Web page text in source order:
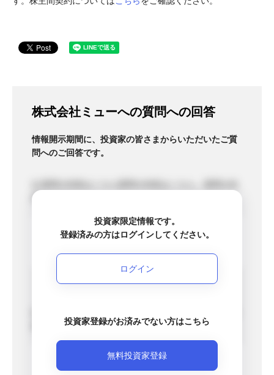
株式会社ミューへの質問への回答
情報開示期間に、投資家の皆さまからいただいたご質
問へのご回答です。
容はこちら。
回答の内容はこちら回答の内容はこちら回答
内容はこちら回答の内容はこちら。
回答の内容はこちら回答の内容はこちら回答
投資家限定情報です。
登録済みの方はログインしてください。
ログイン
投資家登録がお済みでない方はこちら
無料投資家登録